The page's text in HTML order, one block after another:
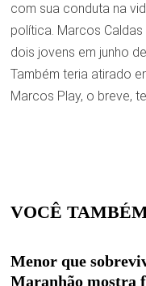
com sua conduta na
política. Marcos
dois jovens em junho
Também teria atirado
Marcos Play, o breve,
VOCÊ
Menor que
Maranhão mostra